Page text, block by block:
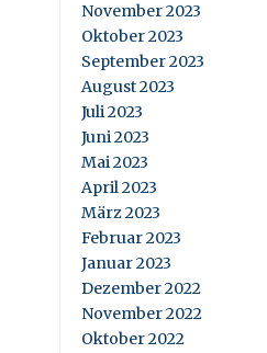
November 2023
Oktober 2023
September 2023
August 2023
Juli 2023
Juni 2023
Mai 2023
April 2023
März 2023
Februar 2023
Januar 2023
Dezember 2022
November 2022
Oktober 2022